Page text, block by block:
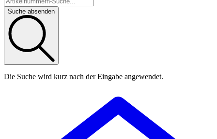
Suche absenden
Die Suche wird kurz nach der Eingabe angewendet.